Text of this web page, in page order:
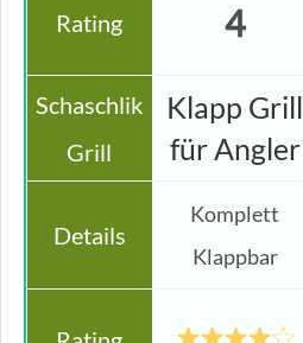
4
Klapp Grill
für Angler
Komplett
Klappbar